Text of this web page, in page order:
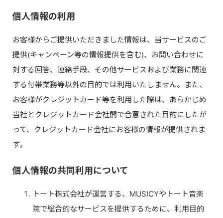
個人情報の利用
お客様からご提供いただきました情報は、当サービスのご
提供(キャンペーン等の情報提供を含む)、お問い合わせに
対する回答、連絡手段、その他サービスおよび業務に関連
する付帯業務等以外の目的では利用いたしません。また、
お客様がクレジットカード等を利用した際は、あらかじめ
当社とクレジットカード会社間で合意された目的にしたが
って、クレジットカード会社にお客様の情報が提供されま
す。
個人情報の共同利用について
トート株式会社が運営する、MUSICYやトート音楽
院で総合的なサービスを提供するために、利用目的